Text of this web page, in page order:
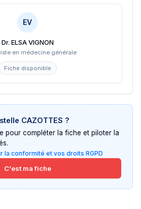
EV
Dr. ELSA VIGNON
en médecine générale
Fiche disponible
CAZOTTES ?
pour compléter la fiche et piloter la
la conformité et vos droits RGPD
C'est ma fiche